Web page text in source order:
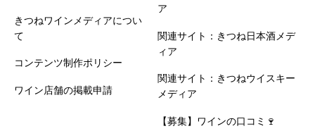
きつねワインメディアについ
て
コンテンツ制作ポリシー
ワイン店舗の掲載申請
ア
関連サイト：きつね日本酒メデ
ィア
関連サイト：きつねウイスキー
メディア
【募集】ワインの口コミ🍷